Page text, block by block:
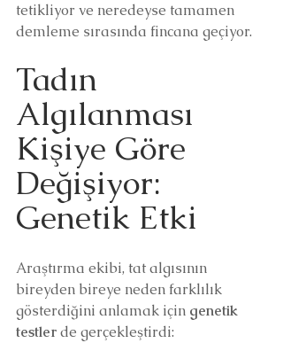
tetikliyor ve neredeyse tamamen
demleme sırasında fincana geçiyor.
Tadın
Algılanması
Kişiye Göre
Değişiyor:
Genetik Etki
Araştırma ekibi, tat algısının
bireyden bireye neden farklılık
gösterdiğini anlamak için genetik
testler de gerçekleştirdi: